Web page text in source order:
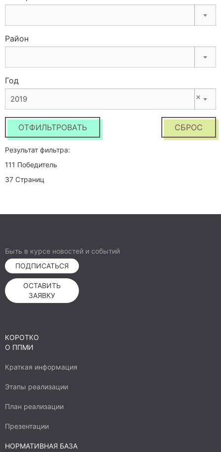
Район
Год
×
2019
ОТФИЛЬТРОВАТЬ СБРОС
Результат фильтра:
111 Победитель
37 Страниц
Быть в курсе новостей и событий
ПОДПИСАТЬСЯ
ОСТАВИТЬ
ЗАЯВКУ
КОРОТКО
О ППМИ
Краткая информация
Этапы реализации
План реализации
Презентации
НОРМАТИВНАЯ БАЗА